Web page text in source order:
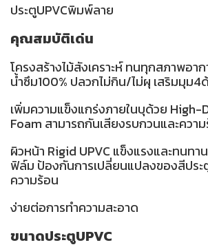
ประตูUPVCพิมพ์ลาย
คุณสมบัติเด่น
โครงสร้างไม้สังเคราะห์ ทนทุกสภาพอา
น้ำซึม100% ปลวกไม่กิน/ไม่ผุ เสริมมุม4
เพิ่มความแข็งแกร่งภายในบุด้วย High-
Foam สามารถกันเสียงรบกวนและควา
ผิวหน้า Rigid UPVC แข็งแรงและทนทา
ฟิล์ม ป้องกันการเปลี่ยนแปลงของสีประ
ความร้อน
ง่ายต่อการทำความสะอาด
ขนาดประตูUPVC